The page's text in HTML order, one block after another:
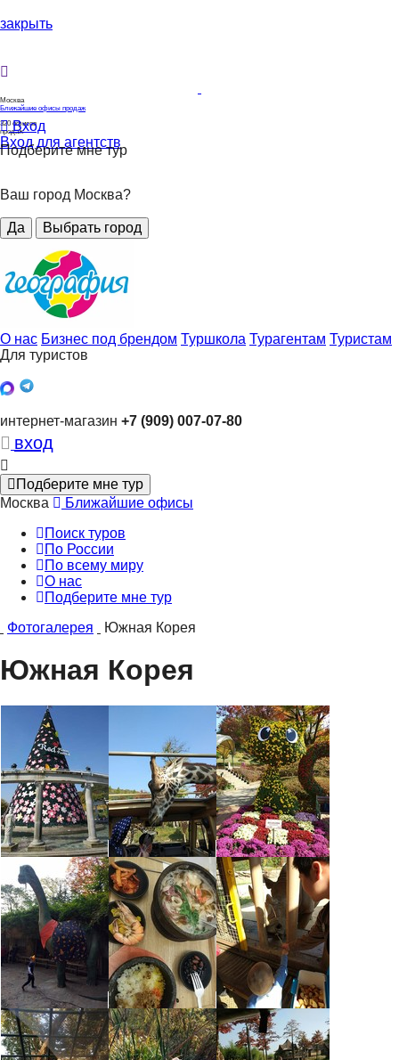
закрыть
Москва
Ближайшие офисы продаж
320 офисов
продаж
Вход
Вход для агентств
Подберите мне тур
Ваш город Москва?
Да Выбрать город
О нас Бизнес под брендом Туршкола Турагентам Туристам
Для туристов
интернет-магазин +7 (909) 007-07-80
вход
Подберите мне тур
Москва
Ближайшие офисы
Поиск туров
По России
По всему миру
О нас
Подберите мне тур
Фотогалерея
Южная Корея
Южная Корея